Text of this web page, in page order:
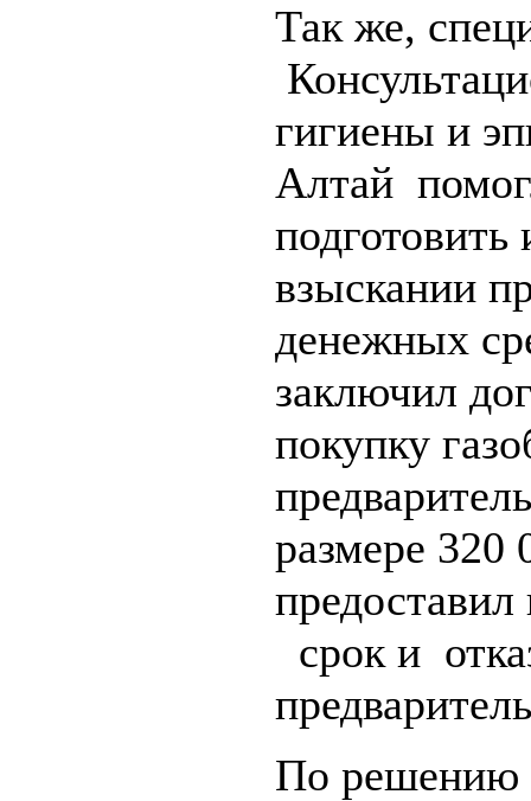
Так же,
гигиены и
Алтай
подготовить
взыскании
денежных
заключил
покупку
размере 320
предоставил
срок и
По решению